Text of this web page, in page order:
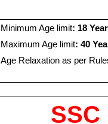
Minimum Age limit: 18 Year
Maximum Age limit: 40
Age Relaxation as per